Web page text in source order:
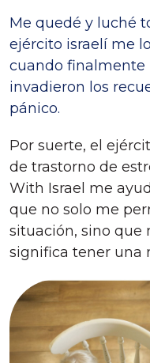
Me quedé y luché
ejército israelí me
cuando finalmente
invadieron los
pánico.
Por suerte, el
de trastorno de
With Israel me
que no solo me
situación, sino que
significa tener una